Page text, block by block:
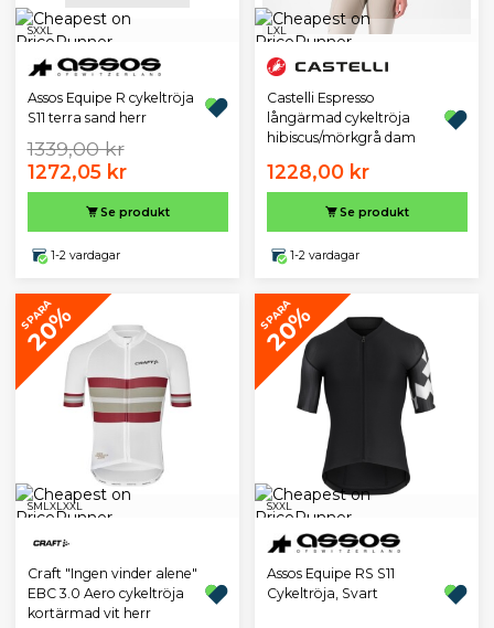
SXXL
Assos Equipe R cykeltröja
S11 terra sand herr
1339,00 kr
1272,05 kr
Se produkt
1-2 vardagar
L XL
Castelli Espresso
långärmad cykeltröja
hibiscus/mörkgrå dam
1228,00 kr
Se produkt
1-2 vardagar
SPARA
20%
SML XL XXL
Craft "Ingen vinder alene"
EBC 3.0 Aero cykeltröja
kortärmad vit herr
SPARA
20%
SXXL
Assos Equipe RS S11
Cykeltröja, Svart